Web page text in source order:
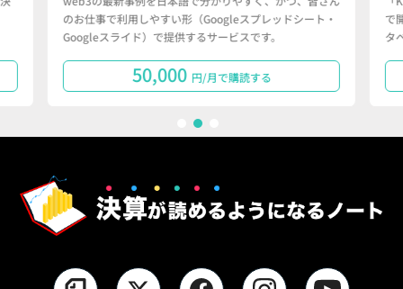
のお仕事で利用しやすい形（Googleスプレッドシート・
Googleスライド）で提供するサービスです。
50,000 円/月で購読する
で
タ